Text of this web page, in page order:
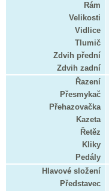
Rám
Velikosti
Vidlice
Tlumič
Zdvih přední
Zdvih zadní
Řazení
Přesmykač
Přehazovačka
Kazeta
Řetěz
Kliky
Pedály
Hlavové složení
Představec